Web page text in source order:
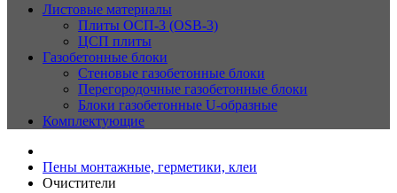
Листовые материалы
Плиты ОСП-3 (OSB-3)
ЦСП плиты
Газобетонные блоки
Стеновые газобетонные блоки
Перегородочные газобетонные блоки
Блоки газобетонные U-образные
Комплектующие
Пены монтажные, герметики, клеи
Очистители